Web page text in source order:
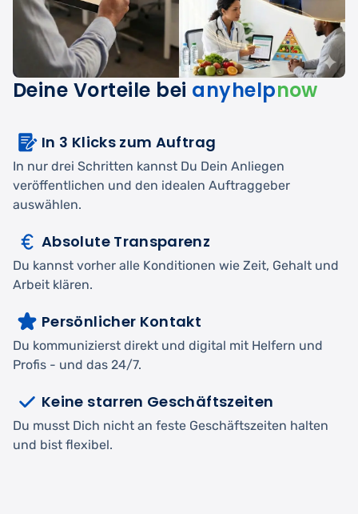
Deine Vorteile bei anyhelpnow
In 3 Klicks zum Auftrag
In nur drei Schritten kannst Du Dein Anliegen
veröffentlichen und den idealen Auftraggeber
auswählen.
Absolute Transparenz
Du kannst vorher alle Konditionen wie Zeit, Gehalt und
Arbeit klären.
Persönlicher Kontakt
Du kommunizierst direkt und digital mit Helfern und
Profis - und das 24/7.
Keine starren Geschäftszeiten
Du musst Dich nicht an feste Geschäftszeiten halten
und bist flexibel.